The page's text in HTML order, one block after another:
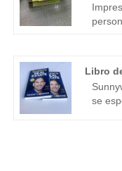
g/m², 4/4C,
las
Libro
se